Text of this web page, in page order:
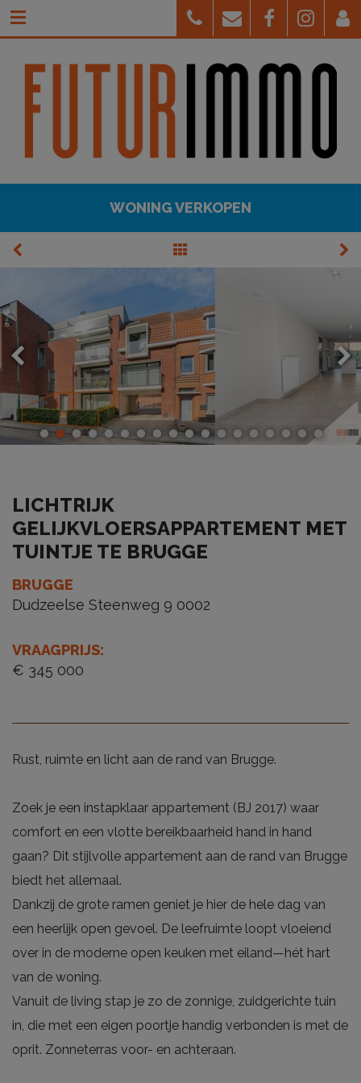
WONING VERKOPEN
LICHTRIJK
GELIJKVLOERSAPPARTEMENT MET
TUINTJE TE BRUGGE
BRUGGE
Dudzeelse Steenweg 9 0002
VRAAGPRIJS:
€ 345 000
Rust, ruimte en licht aan de rand van Brugge.
Zoek je een instapklaar appartement (BJ 2017) waar
comfort en een vlotte bereikbaarheid hand in hand
gaan? Dit stijlvolle appartement aan de rand van Brugge
biedt het allemaal.
Dankzij de grote ramen geniet je hier de hele dag van
een heerlijk open gevoel. De leefruimte loopt vloeiend
over in de moderne open keuken met eiland—hét hart
van de woning.
Vanuit de living stap je zo de zonnige, zuidgerichte tuin
in, die met een eigen poortje handig verbonden is met de
oprit. Zonneterras voor- en achteraan.